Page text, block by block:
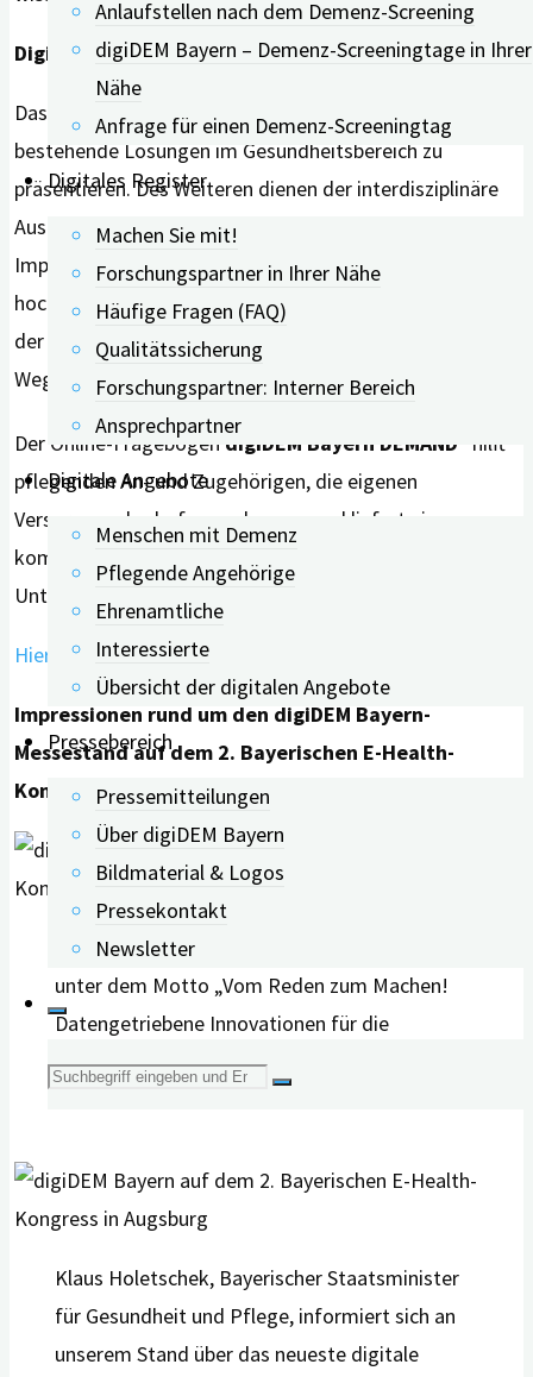
Anlaufstellen nach dem Demenz-Screening
digiDEM Bayern – Demenz-Screeningtage in Ihrer
Nähe
Anfrage für einen Demenz-Screeningtag
Digitales Register
Machen Sie mit!
Forschungspartner in Ihrer Nähe
Häufige Fragen (FAQ)
Qualitätssicherung
Forschungspartner: Interner Bereich
Ansprechpartner
Digitale Angebote
Menschen mit Demenz
Pflegende Angehörige
Ehrenamtliche
Interessierte
Übersicht der digitalen Angebote
Pressebereich
Pressemitteilungen
Über digiDEM Bayern
Bildmaterial & Logos
Pressekontakt
Newsletter
Suche
Digitale Lösungen im Gesundheitsbereich
Das Ziel des E-Health-Kongresses ist es, bereits
bestehende Lösungen im Gesundheitsbereich zu
präsentieren. Des Weiteren dienen der interdisziplinäre
Austausch mit hochkarätigen Gästen sowie
Impulsvorträge und Podiumsdiskussionen mit
hochkarätigen Gästen dazu, Verbesserungen im Bereich
der Digitalisierung aus Bayern für Deutschland auf den
Weg zu bringen.
Der Online-Fragebogen digiDEM Bayern DEMAND
hilft
pflegenden An- und Zugehörigen, die eigenen
Versorgungsbedarfe zu erkennen und liefert einen
kompakten Überblick über vielfältige
Unterstützungsangebote, die passgenau informieren.
Hier geht’s zum Online-Fragebogen.
Impressionen rund um den digiDEM Bayern-
Messestand auf dem 2. Bayerischen E-Health-
Kongress in Augsburg im Juli 2023
Der 2. Bayerische E-Health-Kongress stand
unter dem Motto „Vom Reden zum Machen!
Datengetriebene Innovationen für die
Versorgung von heute“. Foto: digiDEM Bayern /
Klaus Holetschek, Bayerischer Staatsminister
für Gesundheit und Pflege, informiert sich an
unserem Stand über das neueste digitale